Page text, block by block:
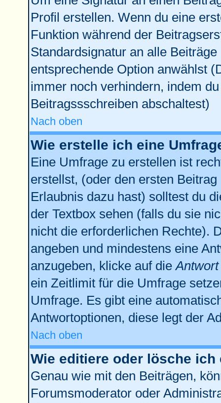
Profil erstellen. Wenn du eine
Funktion während der
Standardsignatur an alle
entsprechende Option anwählst
immer noch verhindern, indem
Beitragssschreiben abschaltest)
Nach oben
Wie erstelle ich eine
Eine Umfrage zu erstellen ist
erstellst, (oder den ersten
Erlaubnis dazu hast) solltest du
der Textbox sehen (falls du sie
nicht die erforderlichen Rechte).
angeben und mindestens eine
anzugeben, klicke auf die
ein Zeitlimit für die Umfrage
Umfrage. Es gibt eine
Antwortoptionen, diese legt der
Nach oben
Wie editiere oder lösche ich
Genau wie mit den Beiträgen,
Forumsmoderator oder